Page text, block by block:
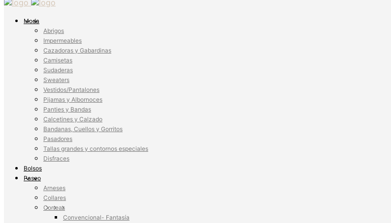
Moda
Abrigos
Impermeables
Cazadoras y Gabardinas
Camisetas
Sudaderas
Sweaters
Vestidos/Pantalones
Pijamas y Albornoces
Panties y Bandas
Calcetines y Calzado
Bandanas, Cuellos y Gorritos
Pasadores
Tallas grandes y contornos especiales
Disfraces
Bolsos
Paseo
Arneses
Collares
Correas
Convencional- Fantasía